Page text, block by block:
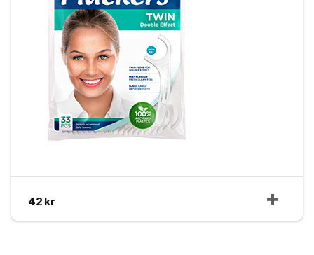
42 kr